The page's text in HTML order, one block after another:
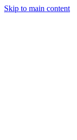
Skip to main content